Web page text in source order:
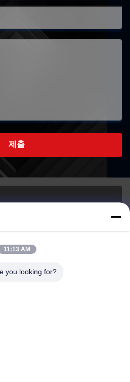
제출
도 서귀포시 서귀포시 서귀포시 서귀포
귀포시 서귀포시
11:13 AM
you looking for?